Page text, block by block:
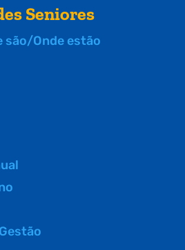
Seniores
são/Onde estão